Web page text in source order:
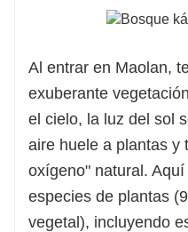
Al entrar en Maolan,
exuberante
el cielo, la luz del sol
aire huele a plantas y
oxígeno" natural.
especies de plantas
vegetal), incluyendo